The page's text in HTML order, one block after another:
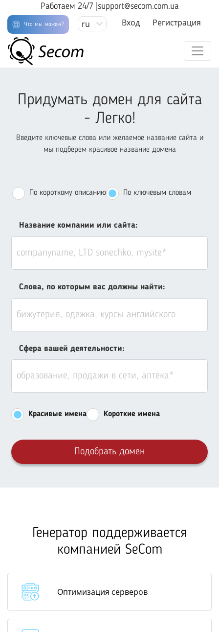
Работаем 24/7 | support@secom.com.ua
Что мы можем? ru Вход Регистрация
Придумать домен для сайта
- Легко!
Введите ключевые слова или желаемое название сайта и
мы подберем красивое название домена
По короткому описанию По ключевым словам
Название компании или сайта:
Слова, по которым вас должны найти:
Сфера вашей деятельности:
Красивые имена Короткие имена
Подобрать домен
Генератор поддерживается
компанией SeCom
Оптимизация серверов